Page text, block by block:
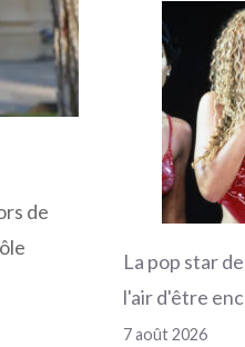
de
La pop star
l'air d'être
7 août 2026